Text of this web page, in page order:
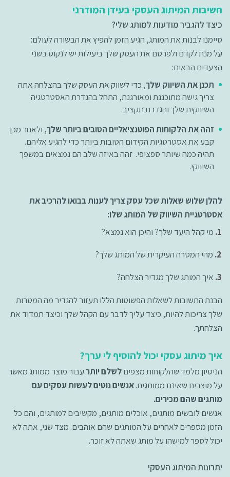
חשיבות המיתוג העסקי בעידן המודרני
כיצד להגביר מודעות למותג שלי?
סיימנו לבנות את המותג, הגיע הזמן להפיץ את הבשורה לעולם:
על מנת לקדם ולפרסם את העסק שלך ביעילות יש לנקוט בשני
הצעדים הבאים:
תכנן את השיווק שלך, כדי לשווק את העסק שלך בהצלחה אתה
צריך גישה מתוכננת ומאורגנת, התחל בהגדרת האסטרטגיה
השיווקית שלך והגדרת תקציב.
זהה את הלקוחות הפוטנציאליים הטובים ביותר שלך, ולאחר מכן
קבע את אסטרטגיות הקידום הטובות ביותר כדי להגיע אליהם.
תהיה כמה שיותר ספציפי. זהה באיזה שלב הם נמצאים במשפך
השיווקי.
להלן שלוש שאלות שכל עסק צריך לענות בבואו להרכיב את
אסטרטגיית השיווק של המותג שלו:
מי קהל היעד שלך? והיכן הוא נמצא?
מהי המטרה העיקרית של המותג שלך?
איך המותג שלך מגדיר הצלחה?
הבנת התשובות לשאלות הפשוטות הללו תעזור להגדיר מה המטרות
שלך צריכות להיות, כיצד עליך לדבר עם הקהל שלך וכיצד תמדוד את
הצלחתך.
איך מיתוג עסקי יכול להוסיף לי ערך?
הניסיון מלמד שהלקוחות מצפיםלשלם יותרעבור מוצר ממותג מאשר
על מוצרים שאינם ממותגים.אנשים נוטים לעשות עסקים עם
מותגים שהם מכירים.
אנשים לובשים מותגים, אוכלים מותגים, מקשיבים למותגים, והם כל
הזמן מספרים לאחרים על המותגים שהם אוהבים. מצד שני, אתה לא
יכול לספר למישהו על מותג שאתה לא זוכר.
יתרונות המיתוג העסקי